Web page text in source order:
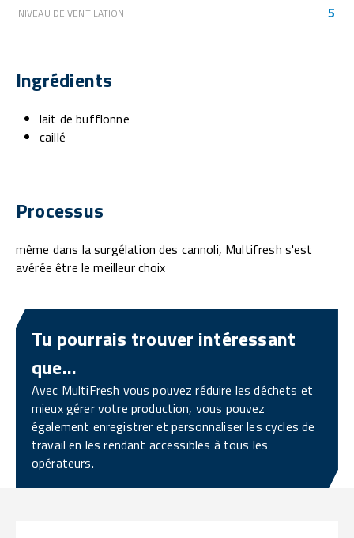
NIVEAU DE VENTILATION 5
Ingrédients
lait de bufflonne
caillé
Processus
même dans la surgélation des cannoli, Multifresh s'est
avérée être le meilleur choix
Tu pourrais trouver intéressant
que...
Avec MultiFresh vous pouvez réduire les déchets et
mieux gérer votre production, vous pouvez
également enregistrer et personnaliser les cycles de
travail en les rendant accessibles à tous les
opérateurs.